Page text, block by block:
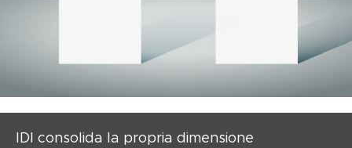
IDI consolida la propria dimensione